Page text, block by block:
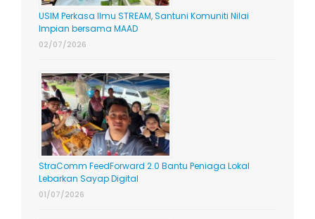
USIM Perkasa Ilmu STREAM, Santuni Komuniti Nilai
Impian bersama MAAD
02/07/2026
StraComm FeedForward 2.0 Bantu Peniaga Lokal
Lebarkan Sayap Digital
01/07/2026